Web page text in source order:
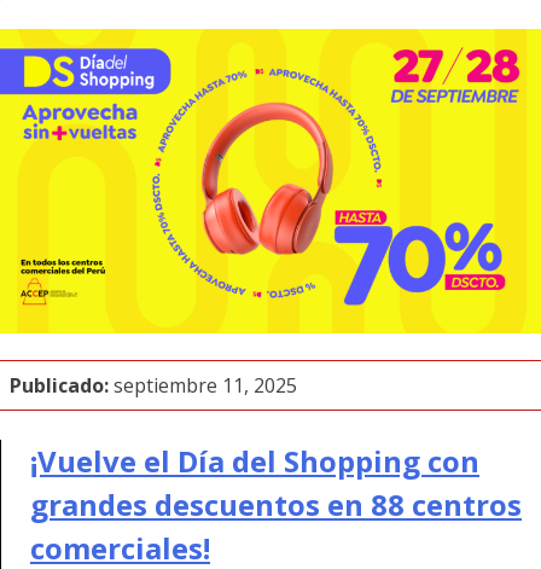
Publicado:septiembre 11, 2025
¡Vuelve el Día del Shopping con
grandes descuentos en 88 centros
comerciales!